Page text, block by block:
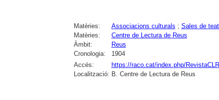
Matèries: Associacions culturals ; Sales de
Matèries:
Centre de Lectura de Reus
Àmbit:
Reus
Cronologia:
1904
Accés:
https://raco.cat/index.php/
Localització: B. Centre de Lectura de Reus